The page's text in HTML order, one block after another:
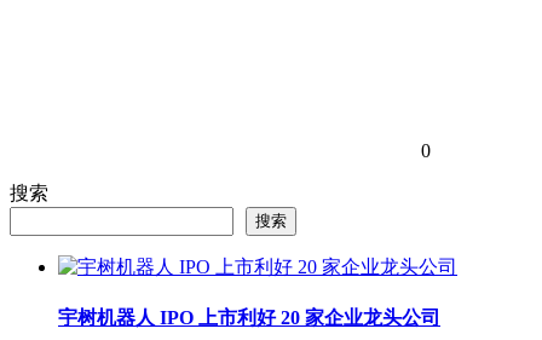
0
搜索
搜索
宇树机器人 IPO 上市利好 20 家企业龙头公司